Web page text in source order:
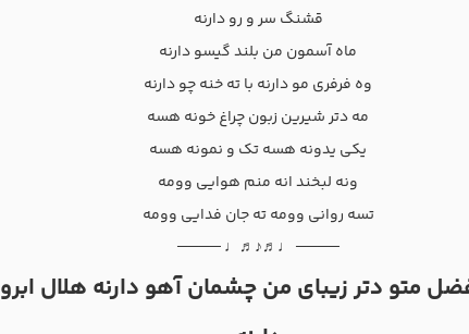
قشنگ سر و رو دارنه
ماه آسمون من بلند گیسو دارنه
وه فرفری مو دارنه با ته خنه چو دارنه
مه دتر شیرین زبون چراغ خونه هسه
یکی یدونه هسه تک و نمونه هسه
ونه لبخند انه منم هوایی وومه
تسه روانی وومه ته جان فدایی وومه
──── ♩♬♪♬♩ ────
متو دتر زیبای من چشمان آهو دارنه هلال ابرو